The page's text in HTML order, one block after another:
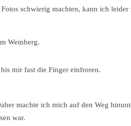
schwierig machten, kann ich leider
Weinberg.
mir fast die Finger einfroren.
machte ich mich auf den Weg
war.